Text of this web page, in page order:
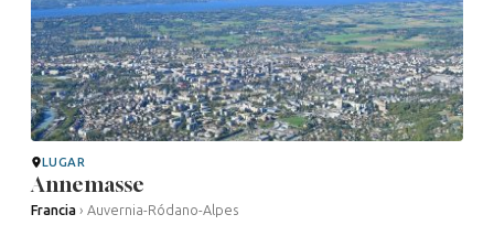
LUGAR
Annemasse
Francia › Auvernia-Ródano-Alpes